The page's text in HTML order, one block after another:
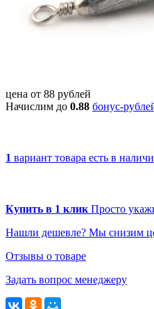
цена от 88 рублей
Начислим до 0.88 бонус-
1 вариант товара есть в
Купить в 1 клик Просто
Нашли дешевле? Мы снизим
Отзывы о товаре
Задать вопрос менеджеру